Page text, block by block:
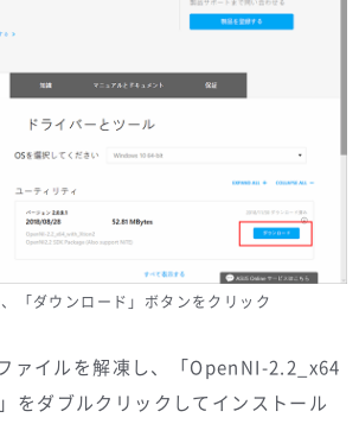
「ダウンロード」ボタンをクリック
ァイルを解凍し、「OpenNI-2.2_x64
ダブルクリックしてインストール